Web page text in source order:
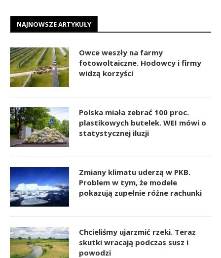
NAJNOWSZE ARTYKUŁY
Owce weszły na farmy
fotowoltaiczne. Hodowcy i firmy
widzą korzyści
Polska miała zebrać 100 proc.
plastikowych butelek. WEI mówi o
statystycznej iluzji
Zmiany klimatu uderzą w PKB.
Problem w tym, że modele
pokazują zupełnie różne rachunki
Chcieliśmy ujarzmić rzeki. Teraz
skutki wracają podczas susz i
powodzi